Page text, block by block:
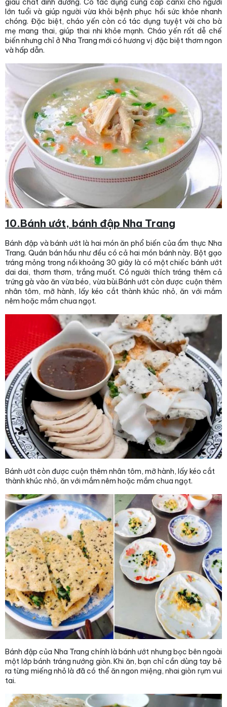
giàu chất dinh dưỡng. Có tác dụng cung cấp canxi cho người
lớn tuổi và giúp người vừa khỏi bệnh phục hồi sức khỏe nhanh
chóng. Đặc biệt, cháo yến còn có tác dụng tuyệt vời cho bà
mẹ mang thai, giúp thai nhi khỏe mạnh. Cháo yến rất dễ chế
biến nhưng chỉ ở Nha Trang mới có hương vị đặc biệt thơm ngon
và hấp dẫn.
10.Bánh ướt, bánh đập Nha Trang
Bánh đập và bánh ướt là hai món ăn phổ biến của ẩm thực Nha
Trang. Quán bán hầu như đều có cả hai món bánh này. Bột gạo
tráng mỏng trong nồi khoảng 30 giây là có một chiếc bánh ướt
dai dai, thơm thơm, trắng muốt. Có người thích tráng thêm cả
trứng gà vào ăn vừa béo, vừa bùi.Bánh ướt còn được cuộn thêm
nhân tôm, mỡ hành, lấy kéo cắt thành khúc nhỏ, ăn với mắm
nêm hoặc mắm chua ngọt.
Bánh ướt còn được cuộn thêm nhân tôm, mỡ hành, lấy kéo cắt
thành khúc nhỏ, ăn với mắm nêm hoặc mắm chua ngọt.
Bánh đập của Nha Trang chính là bánh ướt nhưng bọc bên ngoài
một lớp bánh tráng nướng giòn. Khi ăn, bạn chỉ cần dùng tay bẻ
ra từng miếng nhỏ là đã có thể ăn ngon miệng, nhai giòn rụm vui
tai.